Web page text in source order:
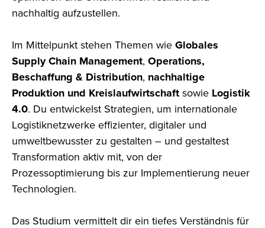
nachhaltig aufzustellen.
Im Mittelpunkt stehen Themen wie Globales
Supply Chain Management, Operations,
Beschaffung & Distribution, nachhaltige
Produktion und Kreislaufwirtschaft sowie Logistik
4.0. Du entwickelst Strategien, um internationale
Logistiknetzwerke effizienter, digitaler und
umweltbewusster zu gestalten – und gestaltest
Transformation aktiv mit, von der
Prozessoptimierung bis zur Implementierung neuer
Technologien.
Das Studium vermittelt dir ein tiefes Verständnis für